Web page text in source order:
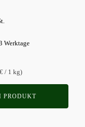
Werktage
/ 1 kg)
PRODUKT